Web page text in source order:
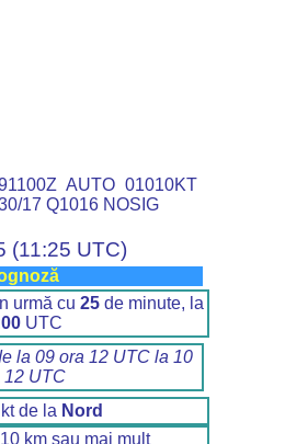
AUTO 01010KT
17 Q1016 NOSIG
(11:25 UTC)
urmă cu 25 de minute, la
UTC
la 09 ora 12 UTC la 10
12 UTC
kt de la Nord
km sau mai mult